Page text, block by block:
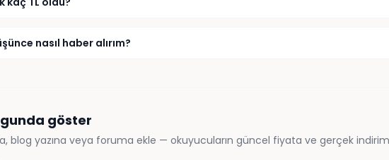
nasıl haber alırım?
göster
blog yazına veya foruma ekle — okuyucuların güncel fiyata ve gerçek indirim